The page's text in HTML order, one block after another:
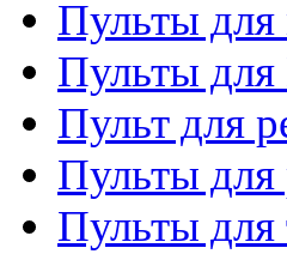
Пульты для
Пульты
Пульт для
Пульты для
Пульты для